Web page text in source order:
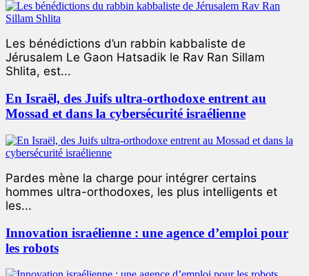
Les bénédictions d’un rabbin kabbaliste de
Jérusalem Le Gaon Hatsadik le Rav Ran Sillam
Shlita, est...
En Israël, des Juifs ultra-orthodoxe entrent au
Mossad et dans la cybersécurité israélienne
Pardes mène la charge pour intégrer certains
hommes ultra-orthodoxes, les plus intelligents et
les...
Innovation israélienne : une agence d’emploi pour
les robots